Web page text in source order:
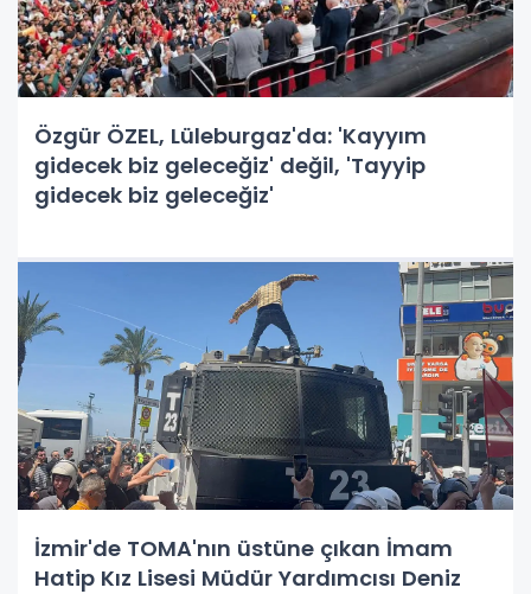
Özgür ÖZEL, Lüleburgaz'da: 'Kayyım
gidecek biz geleceğiz' değil, 'Tayyip
gidecek biz geleceğiz'
İzmir'de TOMA'nın üstüne çıkan İmam
Hatip Kız Lisesi Müdür Yardımcısı Deniz